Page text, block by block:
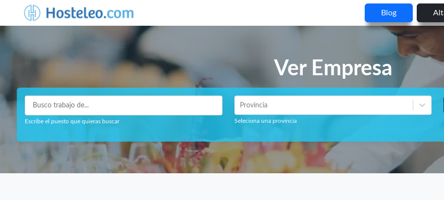
Blog
Ver Empresa
Escribe el puesto que quieras buscar
Provincia
Seleciona una provincia